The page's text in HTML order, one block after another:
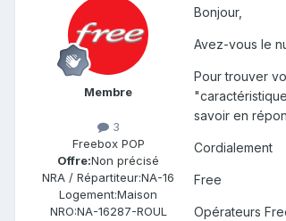
Membre
3
Freebox POP
Offre:Non précisé
NRA / Répartiteur:NA-16
Logement:Maison
NRO:NA-16287-ROUL
Bonjour,
Avez-vous le
Pour trouver
savoir en
Cordialement
Free
Opérateurs